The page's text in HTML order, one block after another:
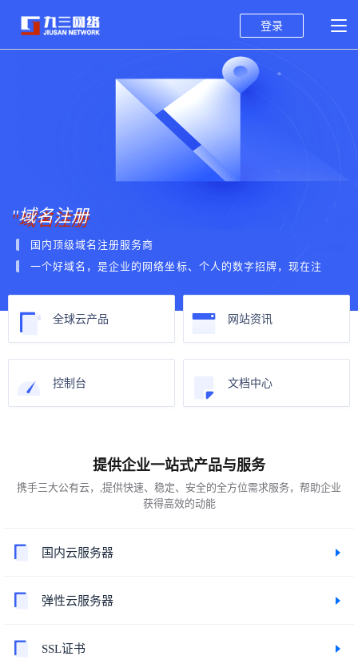
登录
"域名注册
国内顶级域名注册服务商
一个好域名，是企业的网络坐标、个人的数字招牌，现在注
全球云产品 网站资讯
控制台 文档中心
提供企业一站式产品与服务
携手三大公有云，,提供快速、稳定、安全的全方位需求服务，帮助企业
获得高效的动能
国内云服务器
弹性云服务器
SSL证书